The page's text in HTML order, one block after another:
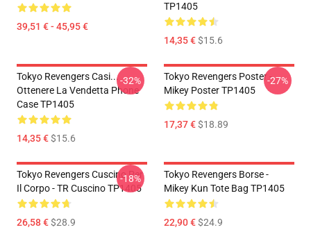
39,51 € - 45,95 €
TP1405
14,35 €$15.6
Tokyo Revengers Casi...
Ottenere La Vendetta Phone
Case TP1405
14,35 €$15.6
-32%
Tokyo Revengers Poster -
Mikey Poster TP1405
17,37 €$18.89
-27%
Tokyo Revengers Cuscino Per
Il Corpo - TR Cuscino TP1405
26,58 €$28.9
-18%
Tokyo Revengers Borse -
Mikey Kun Tote Bag TP1405
22,90 €$24.9